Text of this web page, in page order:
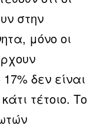
στην
μόνο οι
δεν είναι
τέτοιο. Το